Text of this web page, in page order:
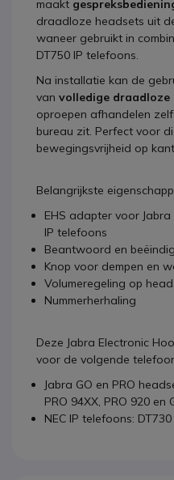
maakt
draadloze headsets uit
waneer gebruikt in
DT750 IP telefoons.
Na installatie kan de
van volledige
oproepen afhandelen
bureau zit. Perfect voor
bewegingsvrijheid op
Belangrijkste
EHS adapter voor
IP telefoons
Beantwoord en
Knop voor dempen en
Volumeregeling op
Nummerherhaling
Deze Jabra Electronic
voor de volgende
Jabra GO en PRO
PRO 94XX, PRO 920 en
NEC IP telefoons: